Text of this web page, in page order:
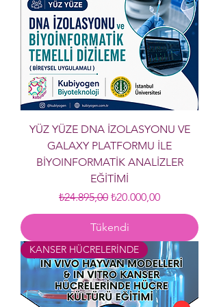
YÜZ YÜZE DNA İZOLASYONU VE
GALAXY PLATFORMU İLE
BİYOINFORMATİK ANALİZLER
EĞİTİMİ
Normal Fiyat
₺24.895,00 İndirimli Fiyat
₺20.000,00
Tükendi
KANSER HÜCRELERİNDE